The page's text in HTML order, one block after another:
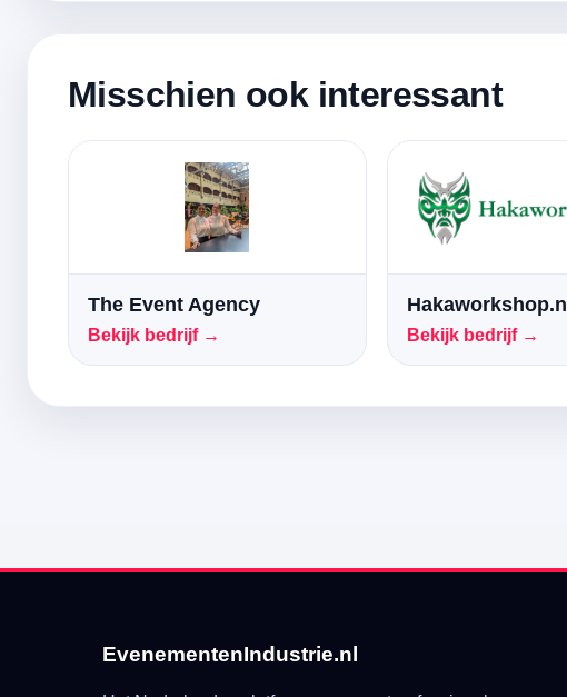
Misschien ook interessant
The Event Agency
Bekijk bedrijf →
Hakaworkshop.nl
Bekijk bedrijf →
EvenementenIndustrie.nl